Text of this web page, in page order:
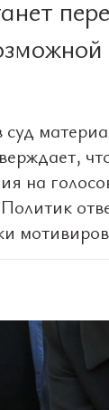
на